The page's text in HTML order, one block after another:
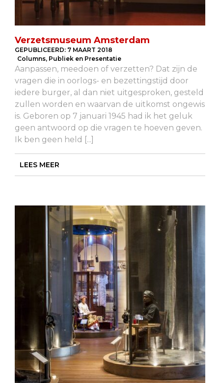
Verzetsmuseum Amsterdam
GEPUBLICEERD: 7 MAART 2018
Columns, Publiek en Presentatie
Aanpassen, meedoen of verzetten? Dat zijn de
vragen die in oorlogs- en bezettingstijd door
iedere burger, al dan niet uitgesproken, gesteld
zullen worden en waarvan de uitkomst ongewis
is. Geboren op 7 januari 1945 had ik het geluk
geen antwoord op die vragen te hoeven geven.
Ik ben geen held [...]
LEES MEER